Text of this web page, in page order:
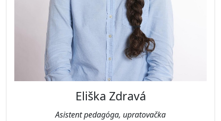
Eliška Zdravá
Asistent pedagóga, upratovačka